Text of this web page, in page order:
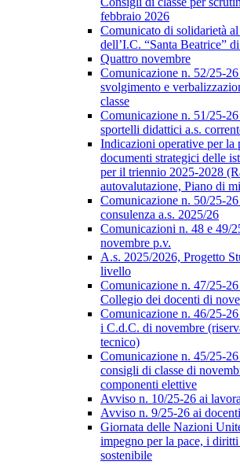
febbraio 2026
Comunicato di solidarietà
dell’I.C. “Santa Beatrice”
Quattro novembre
Comunicazione n. 52/25-
svolgimento e
classe
Comunicazione n. 51/25-
sportelli didattici a.s.
Indicazioni operative per la
documenti strategici delle
per il triennio 2025-2028
autovalutazione, Piano di
Comunicazione n. 50/25-
consulenza a.s. 2025/26
Comunicazioni n. 48 e 49/
novembre p.v.
A.s. 2025/2026, Progetto
livello
Comunicazione n. 47/25-
Collegio dei docenti di
Comunicazione n. 46/25-
i C.d.C. di novembre
tecnico)
Comunicazione n. 45/25-
consigli di classe di
componenti elettive
Avviso n. 10/25-26 ai
Avviso n. 9/25-26 ai docenti
Giornata delle Nazioni
impegno per la pace, i
sostenibile